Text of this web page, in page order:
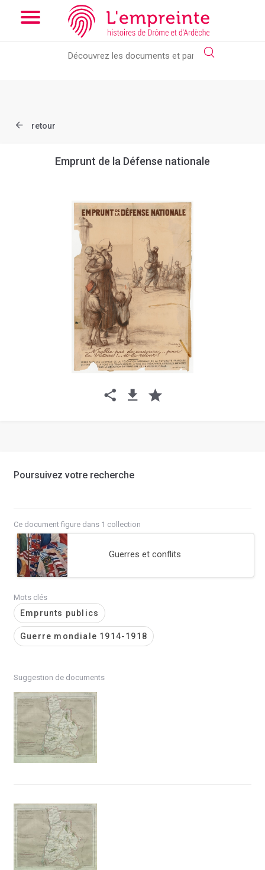
Array ( [slug] => document [ref] => AD026_1Num_00984_010 )
// Add the new slick-theme.css if you want the default styling
retour
Emprunt de la Défense nationale
Poursuivez votre recherche
Ce document figure dans 1 collection
Guerres et conflits
Mots clés
Emprunts publics
Guerre mondiale 1914-1918
Suggestion de documents